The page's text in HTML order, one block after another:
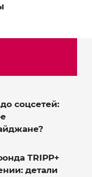
соцсетей:
TRIPP+
детали